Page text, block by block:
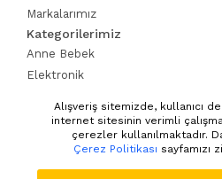
Markalarımız
Kategorilerimiz
Anne Bebek
Elektronik
Giyim Kozmetik
Pet Shop
Alışveriş sitemizde, kullanıcı
internet sitesinin verimli
çerezler kullanılmaktadır.
Çerez Politikası sayfamızı